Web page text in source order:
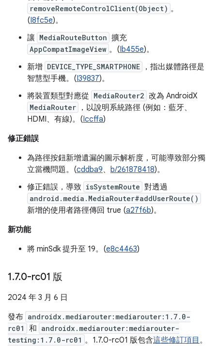
removeRemoteControlClient(Object) 。
(I8fc5e)。
讓 MediaRouteButton 擴充
AppCompatImageView 。(Ib455e)。
新增 DEVICE_TYPE_SMARTPHONE
，指出媒體路徑是
智慧型手機。(I39837)。
將裝置類型對應從 MediaRouter2 改為 AndroidX
MediaRouter
，以說明系統路徑 (例如：藍牙、
HDMI、有線)。(Iccffa)
修正錯誤
為路徑按鈕新增遺漏的圖示解析度，可能導致部分獨
立當機問題。(cddba9、 b/261878418)。
修正錯誤，導致 isSystemRoute 對透過
android.media.MediaRouter#addUserRoute()
新增的使用者路徑傳回 true (a27f6b)。
新功能
將 minSdk 提升至 19。(e8c4463)
1.7.0-rc01 版
2024 年 3 月 6 日
發布 androidx.mediarouter:mediarouter:1.7.0-
rc01
和 androidx.mediarouter:mediarouter-
testing:1.7.0-rc01 。1.7.0-rc01 版包含這些修訂項目 。